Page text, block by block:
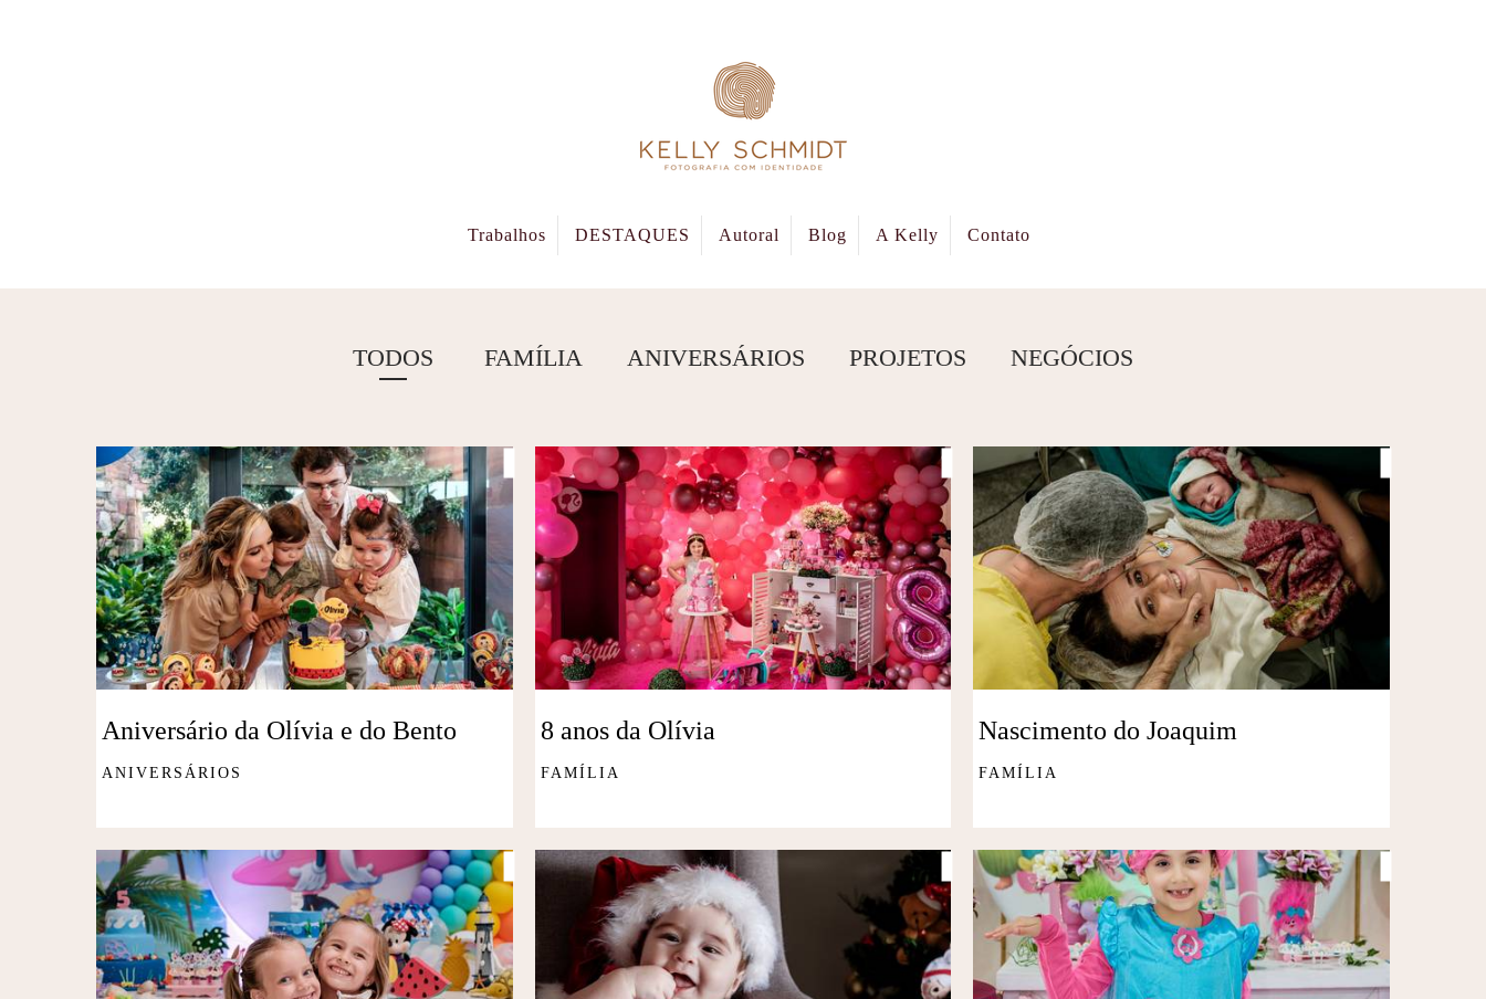
Trabalhos DESTAQUES Autoral Blog A Kelly Contato
TODOS FAMÍLIA ANIVERSÁRIOS PROJETOS NEGÓCIOS
Aniversário da Olívia e do Bento
ANIVERSÁRIOS
8 anos da Olívia
FAMÍLIA
Nascimento do Joaquim
FAMÍLIA